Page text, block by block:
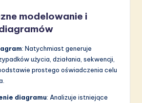
modelowanie i
: Natychmiast generuje
użycia, działania, sekwencji,
prostego oświadczenia celu
diagramu: Analizuje istniejące